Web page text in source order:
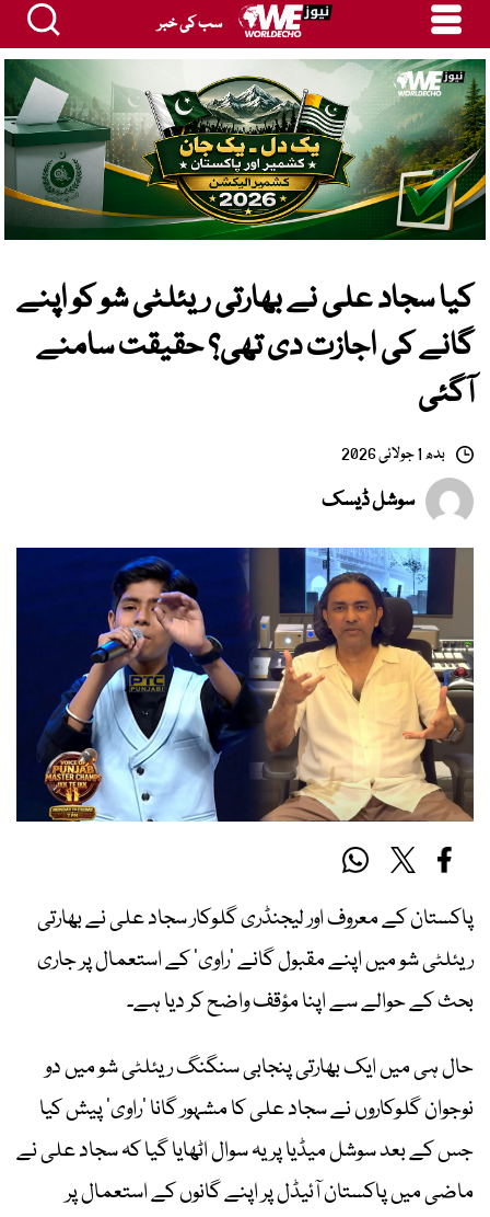
سب کی خبر
کیا سجاد علی نے بھارتی ریئلٹی شو کو اپنے
گانے کی اجازت دی تھی؟ حقیقت سامنے
آگئی
بدھ 1 جولائی 2026
سوشل ڈیسک
پاکستان کے معروف اور لیجنڈری گلوکار سجاد علی نے بھارتی
ریئلٹی شو میں اپنے مقبول گانے ’راوی‘ کے استعمال پر جاری
بحث کے حوالے سے اپنا مؤقف واضح کر دیا ہے۔
حال ہی میں ایک بھارتی پنجابی سنگنگ ریئلٹی شو میں دو
نوجوان گلوکاروں نے سجاد علی کا مشہور گانا ’راوی‘ پیش کیا
جس کے بعد سوشل میڈیا پر یہ سوال اٹھایا گیا کہ سجاد علی نے
ماضی میں پاکستان آئیڈل پر اپنے گانوں کے استعمال پر